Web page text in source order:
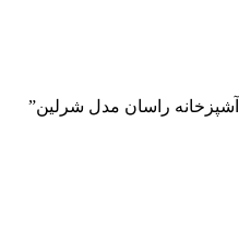
راسان مدل شرلین”